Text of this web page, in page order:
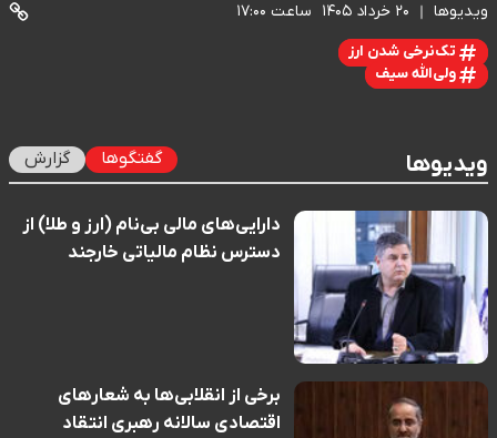
ویدیوها ۲۰ خرداد ۱۴۰۵ ساعت ۱۷:۰۰
تک‌نرخی شدن ارز
ولی‌الله سیف
ویدیوها گفتگوها گزارش
دارایی‌های مالی بی‌نام (ارز و طلا) از
دسترس نظام مالیاتی خارجند
برخی از انقلابی‌ها به شعارهای
اقتصادی سالانه رهبری انتقاد